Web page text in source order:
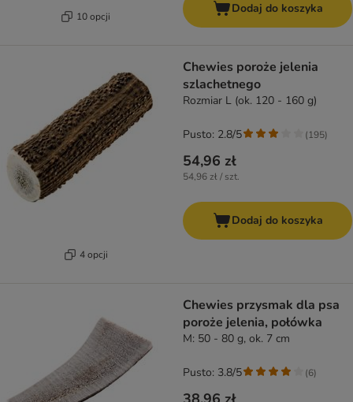
10 opcji
Dodaj do koszyka
4 opcji
Chewies poroże jelenia
szlachetnego
Rozmiar L (ok. 120 - 160 g)
54,96 zł
54,96 zł / szt.
Pusto: 2.8/5 (195)
Dodaj do koszyka
Chewies przysmak dla psa
poroże jelenia, połówka
M: 50 - 80 g, ok. 7 cm
Pusto: 3.8/5 (6)